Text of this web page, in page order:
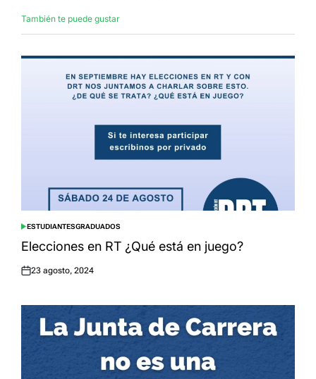
También te puede gustar
POSTED
IN
ESTUDIANTESGRADUADOS
Elecciones en RT ¿Qué está en juego?
Posted
23 agosto, 2024